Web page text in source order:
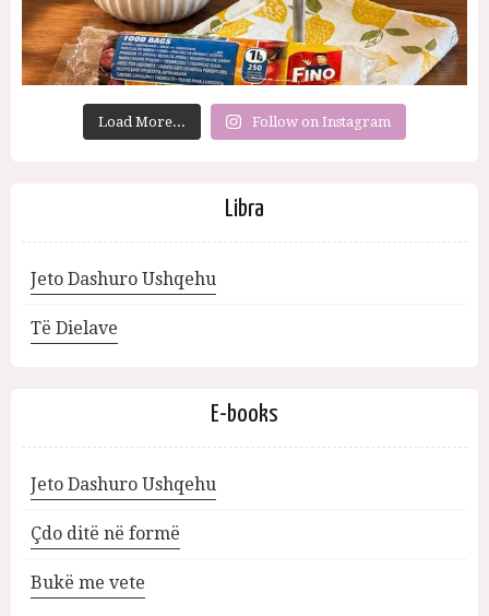
Load More... Follow on Instagram
Libra
Jeto Dashuro Ushqehu
Të Dielave
E-books
Jeto Dashuro Ushqehu
Çdo ditë në formë
Bukë me vete